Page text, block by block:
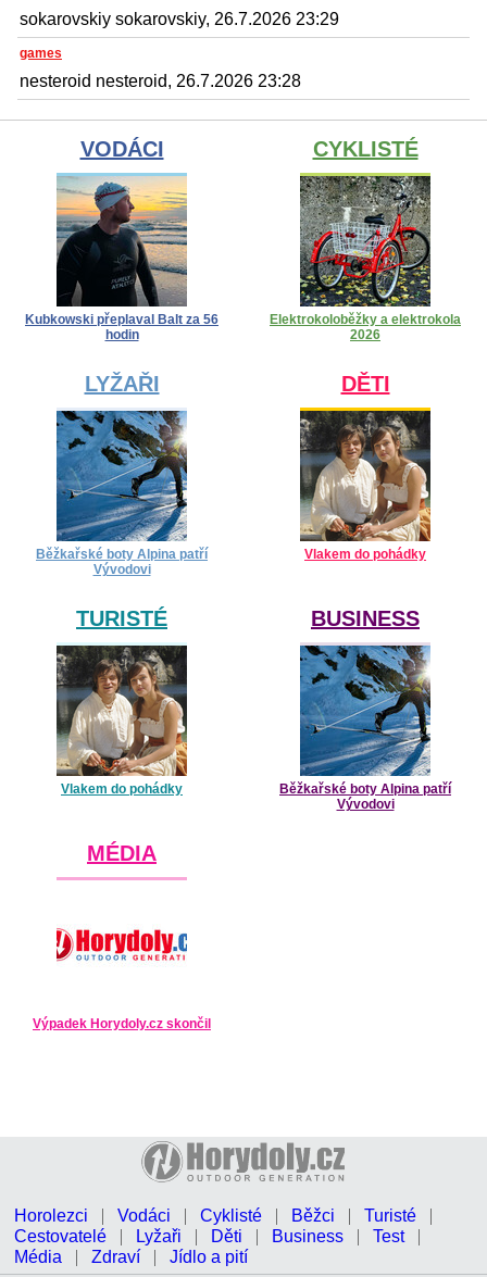
sokarovskiy sokarovskiy, 26.7.2026 23:29
games
nesteroid nesteroid, 26.7.2026 23:28
VODÁCI
Kubkowski přeplaval Balt za 56
hodin
CYKLISTÉ
Elektrokoloběžky a elektrokola
2026
LYŽAŘI
Běžkařské boty Alpina patří
Vývodovi
DĚTI
Vlakem do pohádky
TURISTÉ
Vlakem do pohádky
BUSINESS
Běžkařské boty Alpina patří
Vývodovi
MÉDIA
Výpadek Horydoly.cz skončil
Horolezci Vodáci Cyklisté Běžci
Turisté
Cestovatelé
Lyžaři Děti Business
Test
Média
Zdraví Jídlo a pití